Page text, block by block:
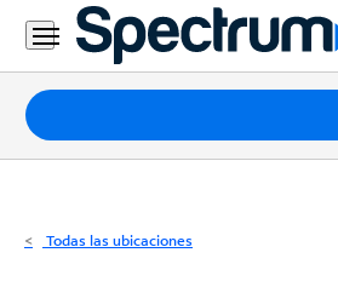
Residencial
Business
Paquetes
Internet
Todas las ubicaciones